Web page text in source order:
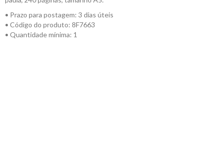
• Prazo para postagem: 3 dias úteis
• Código do produto: 8F7663
• Quantidade mínima: 1